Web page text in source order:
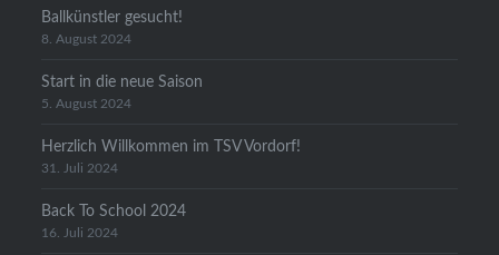
Ballkünstler gesucht!
8. August 2024
Start in die neue Saison
5. August 2024
Herzlich Willkommen im TSV Vordorf!
31. Juli 2024
Back To School 2024
16. Juli 2024